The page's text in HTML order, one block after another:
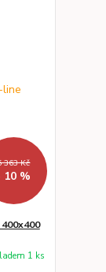
363 Kč
10 %
1 ks